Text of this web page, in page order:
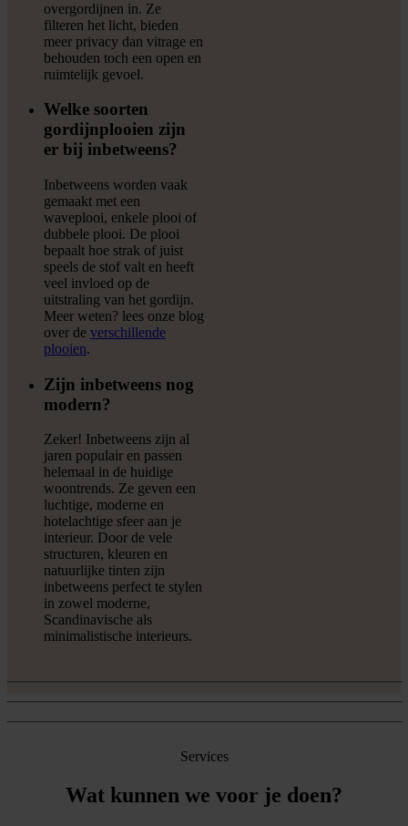
overgordijnen in. Ze
filteren het licht, bieden
meer privacy dan vitrage en
behouden toch een open en
ruimtelijk gevoel.
Welke soorten
gordijnplooien zijn
er bij inbetweens?
Inbetweens worden vaak
gemaakt met een
waveplooi, enkele plooi of
dubbele plooi. De plooi
bepaalt hoe strak of juist
speels de stof valt en heeft
veel invloed op de
uitstraling van het gordijn.
Meer weten? lees onze blog
over de verschillende
plooien.
Zijn inbetweens nog
modern?
Zeker! Inbetweens zijn al
jaren populair en passen
helemaal in de huidige
woontrends. Ze geven een
luchtige, moderne en
hotelachtige sfeer aan je
interieur. Door de vele
structuren, kleuren en
natuurlijke tinten zijn
inbetweens perfect te stylen
in zowel moderne,
Scandinavische als
minimalistische interieurs.
Services
Wat kunnen we voor je doen?